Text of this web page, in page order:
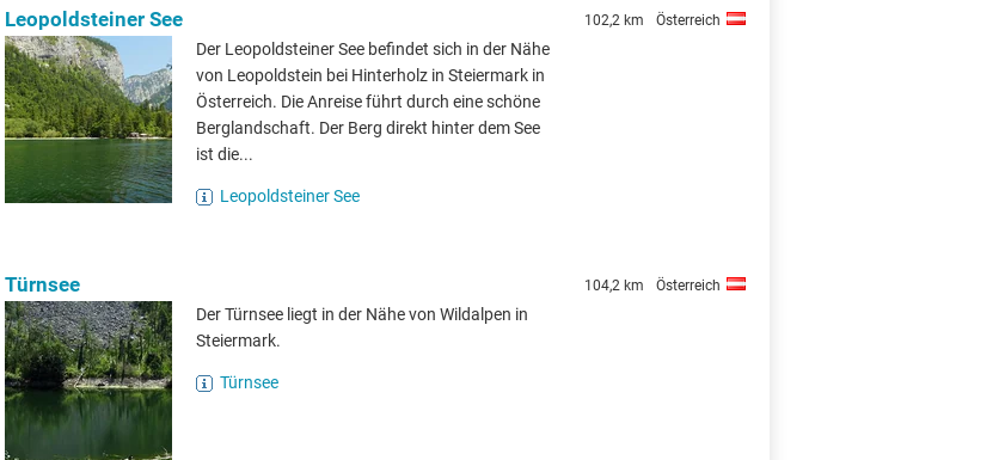
Leopoldsteiner See 102,2 km Österreich
Der Leopoldsteiner See befindet sich in der Nähe
von Leopoldstein bei Hinterholz in Steiermark in
Österreich. Die Anreise führt durch eine schöne
Berglandschaft. Der Berg direkt hinter dem See
ist die...
Leopoldsteiner See
Türnsee 104,2 km Österreich
Der Türnsee liegt in der Nähe von Wildalpen in
Steiermark.
Türnsee